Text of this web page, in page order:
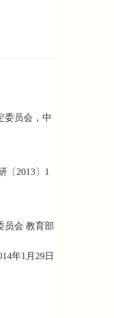
委员会，中
〔 2013〕 1
员会 教育部
年1 月 29日